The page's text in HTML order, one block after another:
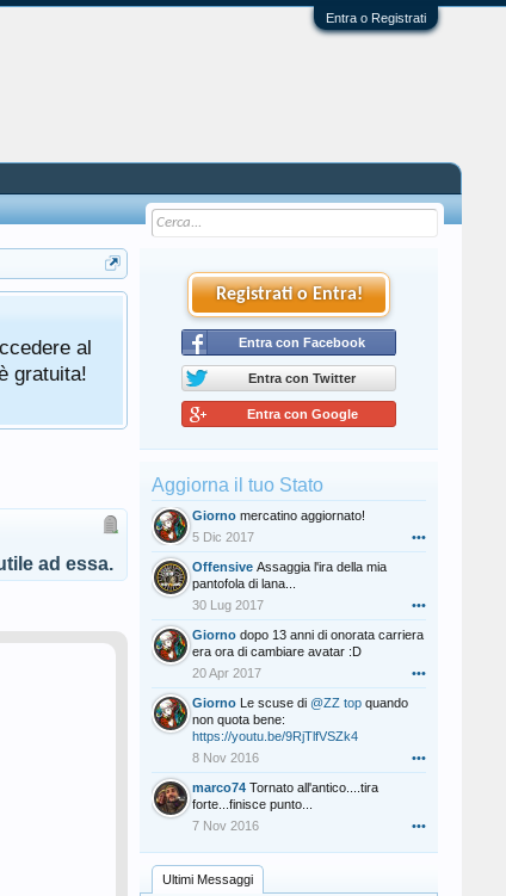
Entra o Registrati
al
gratuita!
ad essa.
Registrati o Entra!
Entra con Facebook
Entra con Twitter
Entra con Google
Aggiorna il tuo Stato
Giorno mercatino aggiornato!
5 Dic 2017
•••
Offensive Assaggia l'ira della mia
pantofola di lana...
30 Lug 2017
•••
Giorno dopo 13 anni di onorata carriera
era ora di cambiare avatar :D
20 Apr 2017
•••
Giorno Le scuse di @ZZ top quando
non quota bene:
https://youtu.be/9RjTlfVSZk4
8 Nov 2016
•••
marco74 Tornato all'antico....tira
forte...finisce punto...
7 Nov 2016
•••
Ultimi Messaggi